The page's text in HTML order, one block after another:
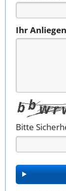
Ihr Anliegen
Bitte